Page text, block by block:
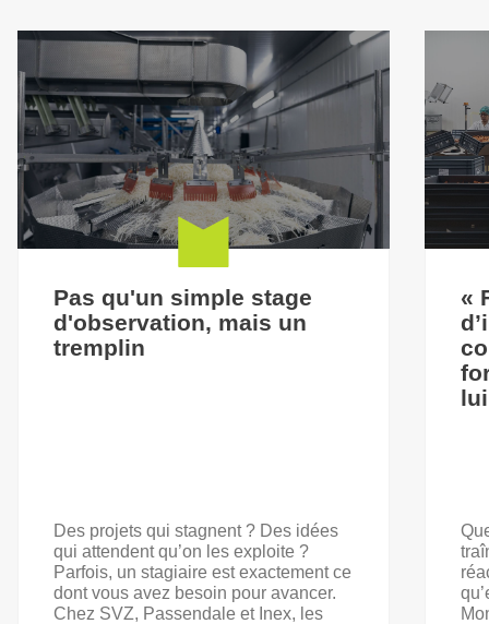
Pas qu'un simple stage
d'observation, mais un
tremplin
Des projets qui stagnent ? Des idées
qui attendent qu’on les exploite ?
Parfois, un stagiaire est exactement ce
dont vous avez besoin pour avancer.
Chez SVZ, Passendale et Inex, les
«